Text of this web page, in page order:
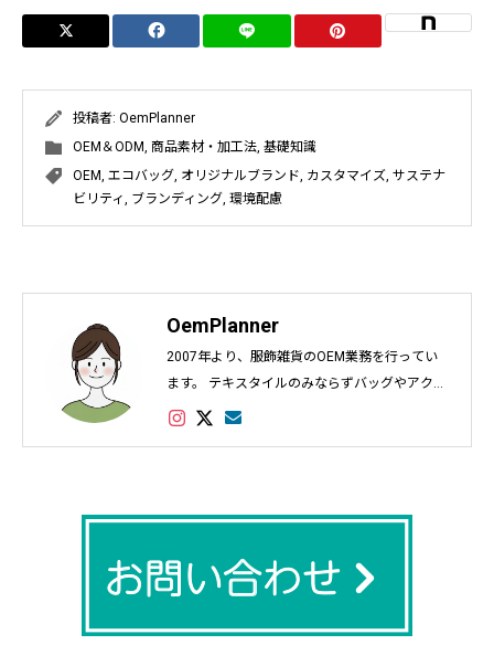
投稿者: OemPlanner
OEM＆ODM, 商品素材・加工法, 基礎知識
OEM, エコバッグ, オリジナルブランド, カスタマイズ, サステナ
ビリティ, ブランディング, 環境配慮
OemPlanner
2007年より、服飾雑貨のOEM業務を行ってい
ます。 テキスタイルのみならずバッグやアクセ
サリー、インテリアなど幅広く対応し数多くの